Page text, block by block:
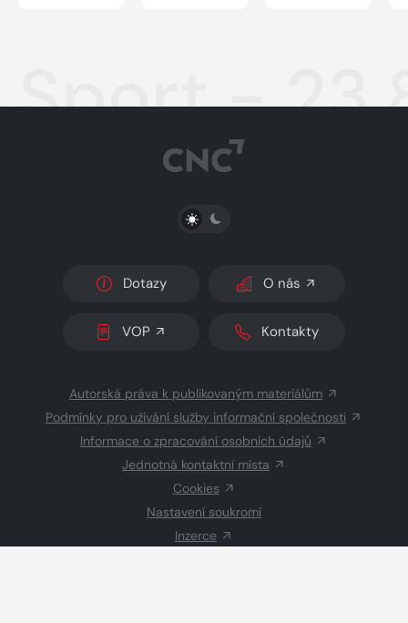
Sport -
PŘEPNOUT SVĚTLÝ/TMAVÝ REŽIM
Dotazy O nás
VOP Kontakty
Autorská práva k publikovaným materiálům
Podmínky pro užívání služby informační společnosti
Informace o zpracování osobních údajů
Jednotná kontaktní místa
Cookies
Nastavení soukromí
Inzerce